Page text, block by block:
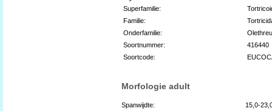
Superfamilie:
Familie:
Onderfamilie:
Soortnummer:
416440
Soortcode:
Morfologie adult
Spanwijdte:
15,0-